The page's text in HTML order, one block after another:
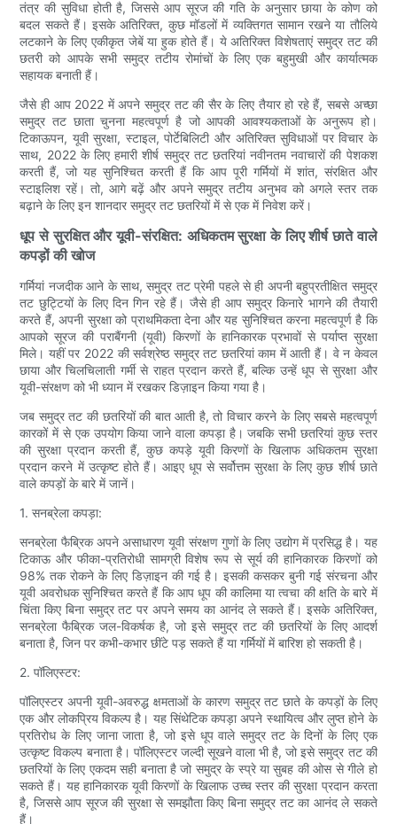
तंत्र की सुविधा होती है, जिससे आप सूरज की गति के अनुसार छाया के कोण को
बदल सकते हैं। इसके अतिरिक्त, कुछ मॉडलों में व्यक्तिगत सामान रखने या तौलिये
लटकाने के लिए एकीकृत जेबें या हुक होते हैं। ये अतिरिक्त विशेषताएं समुद्र तट की
छतरी को आपके सभी समुद्र तटीय रोमांचों के लिए एक बहुमुखी और कार्यात्मक
सहायक बनाती हैं।
जैसे ही आप 2022 में अपने समुद्र तट की सैर के लिए तैयार हो रहे हैं, सबसे अच्छा
समुद्र तट छाता चुनना महत्वपूर्ण है जो आपकी आवश्यकताओं के अनुरूप हो।
टिकाऊपन, यूवी सुरक्षा, स्टाइल, पोर्टेबिलिटी और अतिरिक्त सुविधाओं पर विचार के
साथ, 2022 के लिए हमारी शीर्ष समुद्र तट छतरियां नवीनतम नवाचारों की पेशकश
करती हैं, जो यह सुनिश्चित करती हैं कि आप पूरी गर्मियों में शांत, संरक्षित और
स्टाइलिश रहें। तो, आगे बढ़ें और अपने समुद्र तटीय अनुभव को अगले स्तर तक
बढ़ाने के लिए इन शानदार समुद्र तट छतरियों में से एक में निवेश करें।
धूप से सुरक्षित और यूवी-संरक्षित: अधिकतम सुरक्षा के लिए शीर्ष छाते वाले
कपड़ों की खोज
गर्मियां नजदीक आने के साथ, समुद्र तट प्रेमी पहले से ही अपनी बहुप्रतीक्षित समुद्र
तट छुट्टियों के लिए दिन गिन रहे हैं। जैसे ही आप समुद्र किनारे भागने की तैयारी
करते हैं, अपनी सुरक्षा को प्राथमिकता देना और यह सुनिश्चित करना महत्वपूर्ण है कि
आपको सूरज की पराबैंगनी (यूवी) किरणों के हानिकारक प्रभावों से पर्याप्त सुरक्षा
मिले। यहीं पर 2022 की सर्वश्रेष्ठ समुद्र तट छतरियां काम में आती हैं। वे न केवल
छाया और चिलचिलाती गर्मी से राहत प्रदान करते हैं, बल्कि उन्हें धूप से सुरक्षा और
यूवी-संरक्षण को भी ध्यान में रखकर डिज़ाइन किया गया है।
जब समुद्र तट की छतरियों की बात आती है, तो विचार करने के लिए सबसे महत्वपूर्ण
कारकों में से एक उपयोग किया जाने वाला कपड़ा है। जबकि सभी छतरियां कुछ स्तर
की सुरक्षा प्रदान करती हैं, कुछ कपड़े यूवी किरणों के खिलाफ अधिकतम सुरक्षा
प्रदान करने में उत्कृष्ट होते हैं। आइए धूप से सर्वोत्तम सुरक्षा के लिए कुछ शीर्ष छाते
वाले कपड़ों के बारे में जानें।
1. सनब्रेला कपड़ा:
सनब्रेला फैब्रिक अपने असाधारण यूवी संरक्षण गुणों के लिए उद्योग में प्रसिद्ध है। यह
टिकाऊ और फीका-प्रतिरोधी सामग्री विशेष रूप से सूर्य की हानिकारक किरणों को
98% तक रोकने के लिए डिज़ाइन की गई है। इसकी कसकर बुनी गई संरचना और
यूवी अवरोधक सुनिश्चित करते हैं कि आप धूप की कालिमा या त्वचा की क्षति के बारे में
चिंता किए बिना समुद्र तट पर अपने समय का आनंद ले सकते हैं। इसके अतिरिक्त,
सनब्रेला फैब्रिक जल-विकर्षक है, जो इसे समुद्र तट की छतरियों के लिए आदर्श
बनाता है, जिन पर कभी-कभार छींटे पड़ सकते हैं या गर्मियों में बारिश हो सकती है।
2. पॉलिएस्टर:
पॉलिएस्टर अपनी यूवी-अवरुद्ध क्षमताओं के कारण समुद्र तट छाते के कपड़ों के लिए
एक और लोकप्रिय विकल्प है। यह सिंथेटिक कपड़ा अपने स्थायित्व और लुप्त होने के
प्रतिरोध के लिए जाना जाता है, जो इसे धूप वाले समुद्र तट के दिनों के लिए एक
उत्कृष्ट विकल्प बनाता है। पॉलिएस्टर जल्दी सूखने वाला भी है, जो इसे समुद्र तट की
छतरियों के लिए एकदम सही बनाता है जो समुद्र के स्प्रे या सुबह की ओस से गीले हो
सकते हैं। यह हानिकारक यूवी किरणों के खिलाफ उच्च स्तर की सुरक्षा प्रदान करता
है, जिससे आप सूरज की सुरक्षा से समझौता किए बिना समुद्र तट का आनंद ले सकते
हैं।